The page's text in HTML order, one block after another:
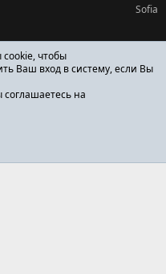
Sofia
чтобы
Ваш вход в систему, если Вы
соглашаетесь на